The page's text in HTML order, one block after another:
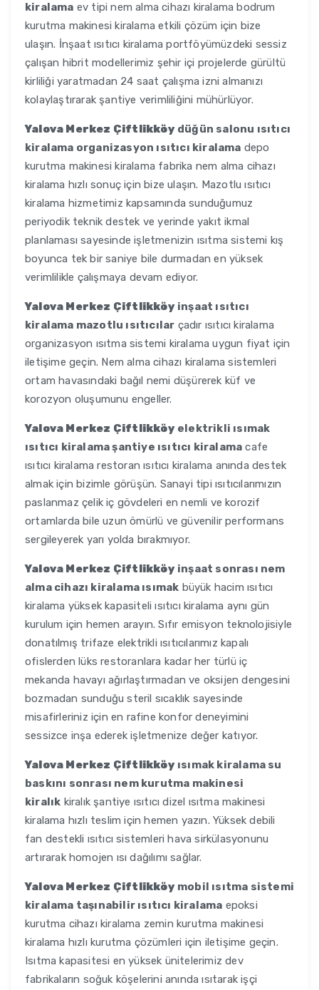
kiralama ev tipi nem alma cihazı kiralama bodrum
kurutma makinesi kiralama etkili çözüm için bize
ulaşın. İnşaat ısıtıcı kiralama portföyümüzdeki sessiz
çalışan hibrit modellerimiz şehir içi projelerde gürültü
kirliliği yaratmadan 24 saat çalışma izni almanızı
kolaylaştırarak şantiye verimliliğini mühürlüyor.
Yalova Merkez Çiftlikköydüğün salonu ısıtıcı
kiralama organizasyon ısıtıcı kiralama depo
kurutma makinesi kiralama fabrika nem alma cihazı
kiralama hızlı sonuç için bize ulaşın. Mazotlu ısıtıcı
kiralama hizmetimiz kapsamında sunduğumuz
periyodik teknik destek ve yerinde yakıt ikmal
planlaması sayesinde işletmenizin ısıtma sistemi kış
boyunca tek bir saniye bile durmadan en yüksek
verimlilikle çalışmaya devam ediyor.
Yalova Merkez Çiftlikköyinşaat ısıtıcı
kiralama mazotlu ısıtıcılar çadır ısıtıcı kiralama
organizasyon ısıtma sistemi kiralama uygun fiyat için
iletişime geçin. Nem alma cihazı kiralama sistemleri
ortam havasındaki bağıl nemi düşürerek küf ve
korozyon oluşumunu engeller.
Yalova Merkez Çiftlikköyelektrikli ısımak
ısıtıcı kiralama şantiye ısıtıcı kiralama cafe
ısıtıcı kiralama restoran ısıtıcı kiralama anında destek
almak için bizimle görüşün. Sanayi tipi ısıtıcılarımızın
paslanmaz çelik iç gövdeleri en nemli ve korozif
ortamlarda bile uzun ömürlü ve güvenilir performans
sergileyerek yarı yolda bırakmıyor.
Yalova Merkez Çiftlikköyinşaat sonrası nem
alma cihazı kiralama ısımak büyük hacim ısıtıcı
kiralama yüksek kapasiteli ısıtıcı kiralama aynı gün
kurulum için hemen arayın. Sıfır emisyon teknolojisiyle
donatılmış trifaze elektrikli ısıtıcılarımız kapalı
ofislerden lüks restoranlara kadar her türlü iç
mekanda havayı ağırlaştırmadan ve oksijen dengesini
bozmadan sunduğu steril sıcaklık sayesinde
misafirleriniz için en rafine konfor deneyimini
sessizce inşa ederek işletmenize değer katıyor.
Yalova Merkez Çiftlikköyısımak kiralama su
baskını sonrası nem kurutma makinesi
kiralık kiralık şantiye ısıtıcı dizel ısıtma makinesi
kiralama hızlı teslim için hemen yazın. Yüksek debili
fan destekli ısıtıcı sistemleri hava sirkülasyonunu
artırarak homojen ısı dağılımı sağlar.
Yalova Merkez Çiftlikköymobil ısıtma sistemi
kiralama taşınabilir ısıtıcı kiralama epoksi
kurutma cihazı kiralama zemin kurutma makinesi
kiralama hızlı kurutma çözümleri için iletişime geçin.
Isıtma kapasitesi en yüksek ünitelerimiz dev
fabrikaların soğuk köşelerini anında ısıtarak işçi